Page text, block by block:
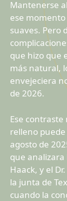
Mantenerse
ese
suaves. Pero
que hizo que
más natural,
envejeciera
de 2026.
Ese
relleno
agosto de
que analizara
Haack, y el
la junta de
cuando la